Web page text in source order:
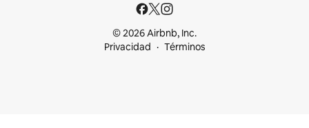
© 2026 Airbnb, Inc.
Privacidad
Términos